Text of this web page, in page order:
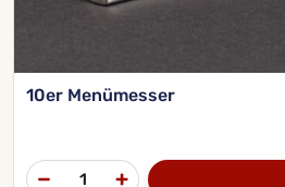
10er Menümesser